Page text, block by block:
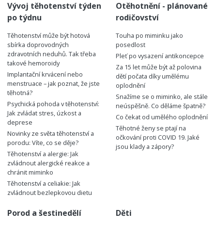
Vývoj těhotenství týden
po týdnu
Těhotenství může být hotová
sbírka doprovodných
zdravotních neduhů. Tak třeba
takové hemoroidy
Implantační krvácení nebo
menstruace – jak poznat, že jste
těhotná?
Psychická pohoda v těhotenství:
Jak zvládat stres, úzkost a
deprese
Novinky ze světa těhotenství a
porodu: Víte, co se děje?
Těhotenství a alergie: Jak
zvládnout alergické reakce a
chránit miminko
Těhotenství a celiakie: Jak
zvládnout bezlepkovou dietu
Otěhotnění - plánované
rodičovství
Touha po miminku jako
posedlost
Pleť po vysazení antikoncepce
Za 15 let může být až polovina
dětí počata díky umělému
oplodnění
Snažíme se o miminko, ale stále
neúspěšně. Co děláme špatně?
Co čekat od umělého oplodnění
Těhotné ženy se ptají na
očkování proti COVID 19. Jaké
jsou klady a zápory?
Porod a šestinedělí Děti